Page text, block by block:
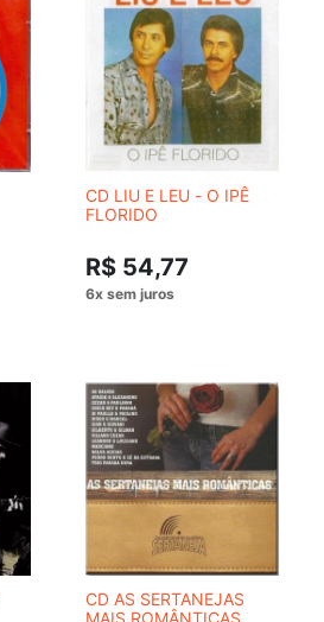
CD LIU E LEU - O IPÊ
FLORIDO
R$ 54,77
CD AS SERTANEJAS
MAIS ROMÂNTICAS